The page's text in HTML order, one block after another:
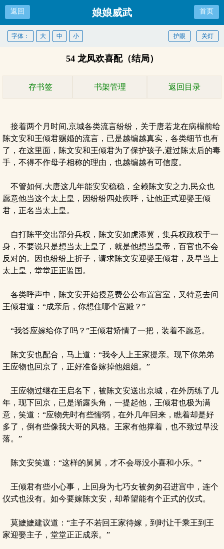
返回 娘娘威武 首页
关灯
护眼
字体： 大 中 小
54 龙凤欢喜配（结局）
存书签 书架管理 返回目录
接着两个月时间,京城各类流言纷纷，关于唐若龙在病榻前给
陈文安和王倾君赐婚的流言，已是越编越真实，各类细节也有
了，在这里面，陈文安和王倾君为了保护孩子,避过陈太后的毒
手，不得不作母子相称的理由，也越编越有可信度。
不管如何,大唐这几年能安安稳稳，全赖陈文安之力,民众也
愿意他当这个太上皇，因纷纷四处疾呼，让他正式迎娶王倾
君，正名当太上皇。
自打陈平交出部分兵权，陈文安如虎添翼，集兵权政权于一
身，不要说只是想当太上皇了，就是他想当皇帝，百官也不会
反对的。因也纷纷上折子，请求陈文安迎娶王倾君，及早当上
太上皇，堂堂正正监国。
各类呼声中，陈文安开始授意费公公布置宫室，又特意去问
王倾君道：“成亲后，你想住哪个宫殿？”
“我答应嫁给你了吗？”王倾君矫情了一把，装着不愿意。
陈文安也配合，马上道：“我令人上王家提亲。现下你弟弟
王应物也回京了，正好准备嫁掉他姐姐。”
王应物过继在王启名下，被陈文安送出京城，在外历练了几
年，现下回京，已是渐露头角，一提起他，王倾君也极为满
意，笑道：“应物先时有些懦弱，在外几年回来，瞧着却是好
多了，倒有些像我大哥的风格。王家有他撑着，也不致过早没
落。”
陈文安笑道：“这样的舅舅，才不会辱没小喜和小乐。”
王倾君有些小心事，上回身为七巧女被匆匆召进宫中，连个
仪式也没有。如今要嫁陈文安，却希望能有个正式的仪式。
莫嬷嬷建议道：“主子不若回王家待嫁，到时让千乘王到王
家迎娶主子，堂堂正正成亲。”